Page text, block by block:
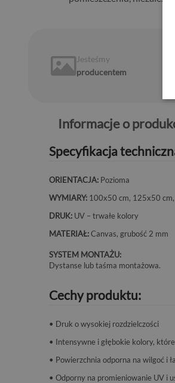
Jesteśmy
producentem
Informacje o
Specyfikacja
ORIENTACJA: Pozioma
WYMIARY: 100x50 cm, 125x50
DRUK: UV – trwałe kolory
MATERIAŁ:Canvas, grubość 2 mm
SYSTEM MONTAŻU:
Dystanse lub taśma montażowa.
Cechy produktu:
• Druk o wysokiej rozdzielczości
• Intensywne i głębokie kolory,
• Powierzchnia odporna na wilgoć i
• Odporny na promieniowanie UV i